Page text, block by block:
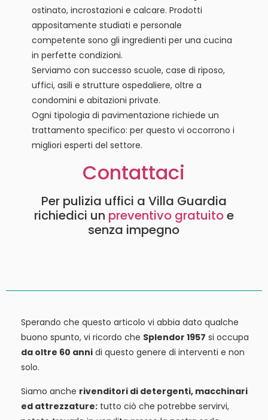
ostinato, incrostazioni e calcare. Prodotti
appositamente studiati e personale
competente sono gli ingredienti per una cucina
in perfette condizioni.
Serviamo con successo scuole, case di riposo,
uffici, asili e strutture ospedaliere, oltre a
condomini e abitazioni private.
Ogni tipologia di pavimentazione richiede un
trattamento specifico: per questo vi occorrono i
migliori esperti del settore.
Contattaci
Per pulizia uffici a Villa Guardia
richiedici un preventivo gratuitoe
senza impegno
Sperando che questo articolo vi abbia dato qualche
buono spunto, vi ricordo che Splendor 1957 si occupa
da oltre 60 anni di questo genere di interventi e non
solo.
Siamo anche rivenditori di detergenti, macchinari
ed attrezzature: tutto ciò che potrebbe servirvi,